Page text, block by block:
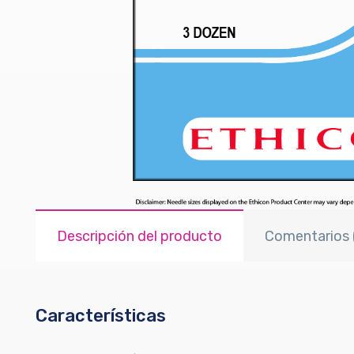
Descripción del producto Comentarios
Características